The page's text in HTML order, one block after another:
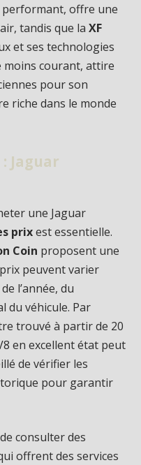
performant, offre une
tandis que la XF
et ses technologies
moins courant, attire
pour son
riche dans le monde
Jaguar
une Jaguar
prixest essentielle.
Coin proposent une
peuvent varier
l’année, du
du véhicule. Par
trouvé à partir de 20
en excellent état peut
de vérifier les
pour garantir
consulter des
offrent des services